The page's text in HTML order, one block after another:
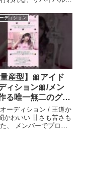
ト
ディション
量産型】🎀アイド
ィション🎀/メン
る唯一無二のグル
ーディション / 王道か
かわいい 甘さも苦さも
、 メンバーでプロデ